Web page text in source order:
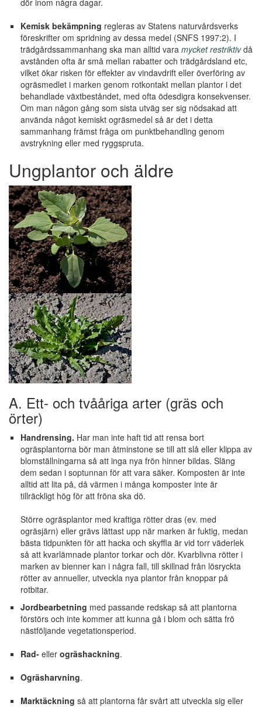
Kemisk bekämpning regleras av Statens naturvårdsverks
föreskrifter om spridning av dessa medel (SNFS 1997:2). I
trädgårdssammanhang ska man alltid vara mycket restriktivdå
avstånden ofta är små mellan rabatter och trädgårdsland etc,
vilket ökar risken för effekter av vindavdrift eller överföring av
ogräsmedlet i marken genom rotkontakt mellan plantor i det
behandlade växtbeståndet, med ofta ödesdigra konsekvenser.
Om man någon gång som sista utväg ser sig nödsakad att
använda något kemiskt ogräsmedel så är det i detta
sammanhang främst fråga om punktbehandling genom
avstrykning eller med ryggspruta.
Ungplantor och äldre
A. Ett- och tvååriga arter (gräs och
örter)
Handrensing. Har man inte haft tid att rensa bort
ogräsplantorna bör man åtminstone se till att slå eller klippa av
blomställningarna så att inga nya frön hinner bildas. Släng
dem sedan i soptunnan för att vara säker. Komposten är inte
alltid att lita på, då värmen i många komposter inte är
tillräckligt hög för att fröna ska dö.
Större ogräsplantor med kraftiga rötter dras (ev. med
ogräsjärn) eller grävs lättast upp när marken är fuktig, medan
bästa tidpunkten för att hacka och skyffla är vid torr väderlek
så att kvarlämnade plantor torkar och dör. Kvarblivna rötter i
marken av bienner kan i några fall, till skillnad från lösryckta
rötter av annueller, utveckla nya plantor från knoppar på
rotbitar.
Jordbearbetning med passande redskap så att plantorna
förstörs och inte kommer att kunna gå i blom och sätta frö
nästföljande vegetationsperiod.
Rad- eller ogräshackning.
Ogräsharvning.
Marktäckning så att plantorna får svårt att utveckla sig eller